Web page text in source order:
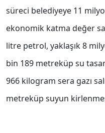
süreci belediyeye 11
ekonomik katma değer
litre petrol, yaklaşık 8
bin 189 metreküp su
966 kilogram sera gazı
metreküp suyun